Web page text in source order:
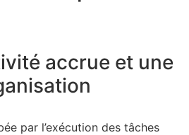
accrue et une
par l’exécution des tâches